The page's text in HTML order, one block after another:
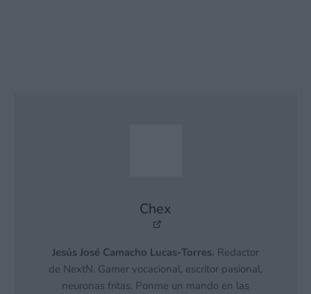
Chex
Jesús José Camacho Lucas-Torres. Redactor
de NextN. Gamer vocacional, escritor pasional,
neuronas fritas. Ponme un mando en las